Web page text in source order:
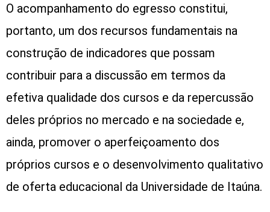
O acompanhamento do egresso constitui,
portanto, um dos recursos fundamentais na
construção de indicadores que possam
contribuir para a discussão em termos da
efetiva qualidade dos cursos e da repercussão
deles próprios no mercado e na sociedade e,
ainda, promover o aperfeiçoamento dos
próprios cursos e o desenvolvimento qualitativo
de oferta educacional da Universidade de Itaúna.